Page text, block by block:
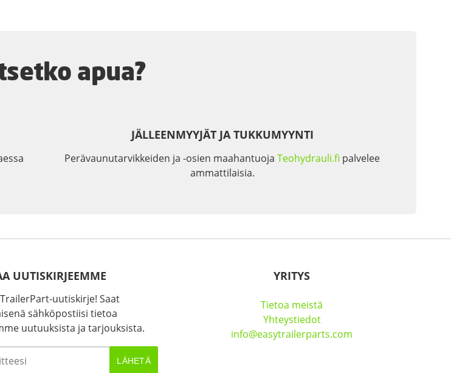
apua?
JÄLLEENMYYJÄT JA TUKKUMYYNTI
Perävaunutarvikkeiden ja -osien maahantuoja Teohydrauli.fi palvelee
ammattilaisia.
YRITYS
Tietoa meistä
Yhteystiedot
info@easytrailerparts.com
UUTISKIRJEEMME
uutiskirje! Saat
sähköpostiisi tietoa
uutuuksista ja tarjouksista.